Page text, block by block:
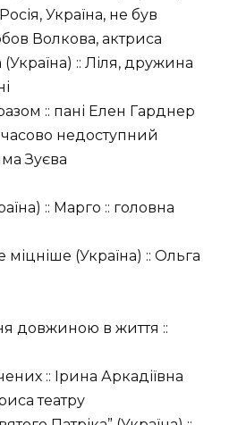
Україна, не був
Волкова, актриса
:: Ліля, дружина
:: пані Елен Гарднер
недоступний
Зуєва
:: Марго :: головна
(Україна) :: Ольга
довжиною в життя ::
:: Ірина Аркадіївна
театру